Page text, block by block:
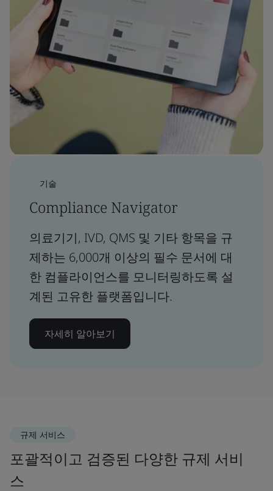
기술
Compliance Navigator
의료기기, IVD, QMS 및 기타 항목을 규
제하는 6,000개 이상의 필수 문서에 대
한 컴플라이언스를 모니터링하도록 설
계된 고유한 플랫폼입니다.
자세히 알아보기
규제 서비스
포괄적이고 검증된 다양한 규제 서비
스